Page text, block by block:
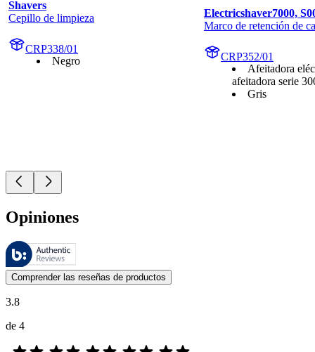
Shavers
Cepillo de limpieza
CRP338/01
Negro
Electricshaver7000,
Marco de retención de
CRP352/01
Afeitadora
afeitadora serie
Gris
Opiniones
Estas reseñas las gestiona Bazaarvoice y cumplen con la política de
Las opiniones de los clientes en forma de reseñas de productos y
Comprender las reseñas de productos
3.8
de 4